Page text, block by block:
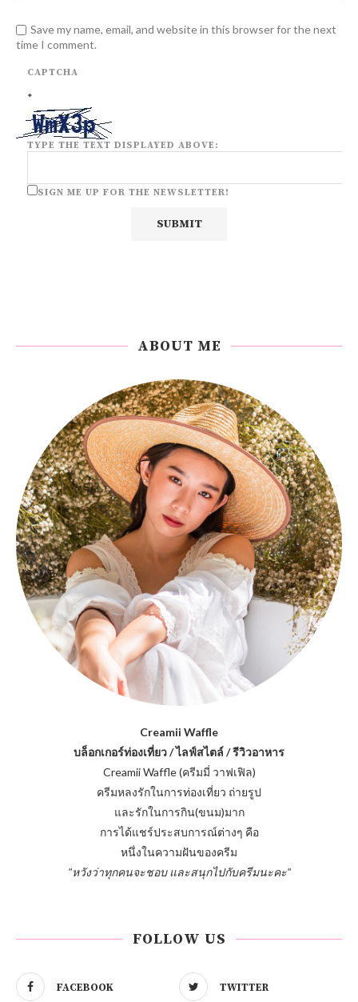
Save my name, email, and website in this browser for the next
time I comment.
CAPTCHA
*
TYPE THE TEXT DISPLAYED ABOVE:
SIGN ME UP FOR THE NEWSLETTER!
ABOUT ME
Creamii Waffle
บล็อกเกอร์ท่องเที่ยว / ไลฟ์สไตล์ / รีวิวอาหาร
Creamii Waffle (ครีมมี่ วาฟเฟิล)
ครีมหลงรักในการท่องเที่ยว ถ่ายรูป
และรักในการกิน(ขนม)มาก
การได้แชร์ประสบการณ์ต่างๆ คือ
หนึ่งในความฝันของครีม
"หวังว่าทุกคนจะชอบ และสนุกไปกับครีมนะคะ"
FOLLOW US
FACEBOOK TWITTER